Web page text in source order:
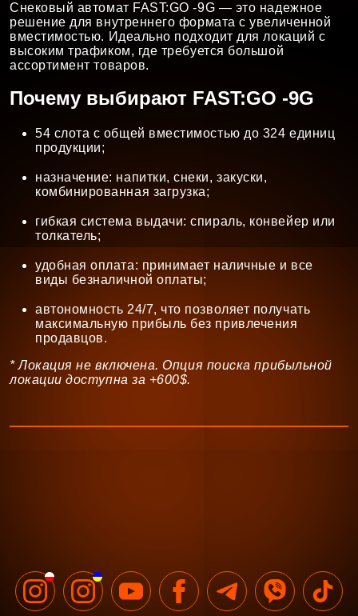
Снековый автомат FAST:GO -9G — это надежное
решение для внутреннего формата с увеличенной
вместимостью. Идеально подходит для локаций с
высоким трафиком, где требуется большой
ассортимент товаров.
Почему выбирают FAST:GO -9G
54 слота с общей вместимостью до 324 единиц
продукции;
назначение: напитки, снеки, закуски,
комбинированная загрузка;
гибкая система выдачи: спираль, конвейер или
толкатель;
удобная оплата: принимает наличные и все
виды безналичной оплаты;
автономность 24/7, что позволяет получать
максимальную прибыль без привлечения
продавцов.
* Локация не включена. Опция поиска прибыльной
локации доступна за +600$.